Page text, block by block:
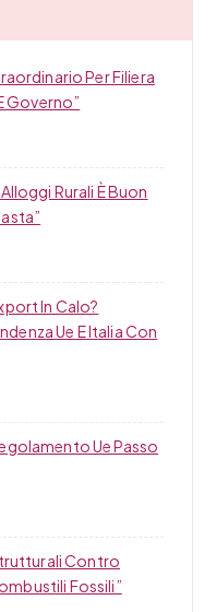
Per Filiera
Governo”
Rurali È Buon
In Calo?
Ue E Italia Con
Ue Passo
Contro
Fossili”